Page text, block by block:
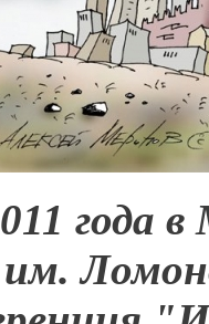
года